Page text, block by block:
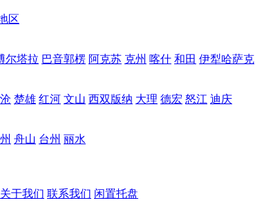
区
尔塔拉 巴音郭楞 阿克苏 克州 喀什 和田 伊犁哈萨克
楚雄 红河 文山 西双版纳 大理 德宏 怒江 迪庆
舟山 台州 丽水
关于我们 联系我们 闲置托盘